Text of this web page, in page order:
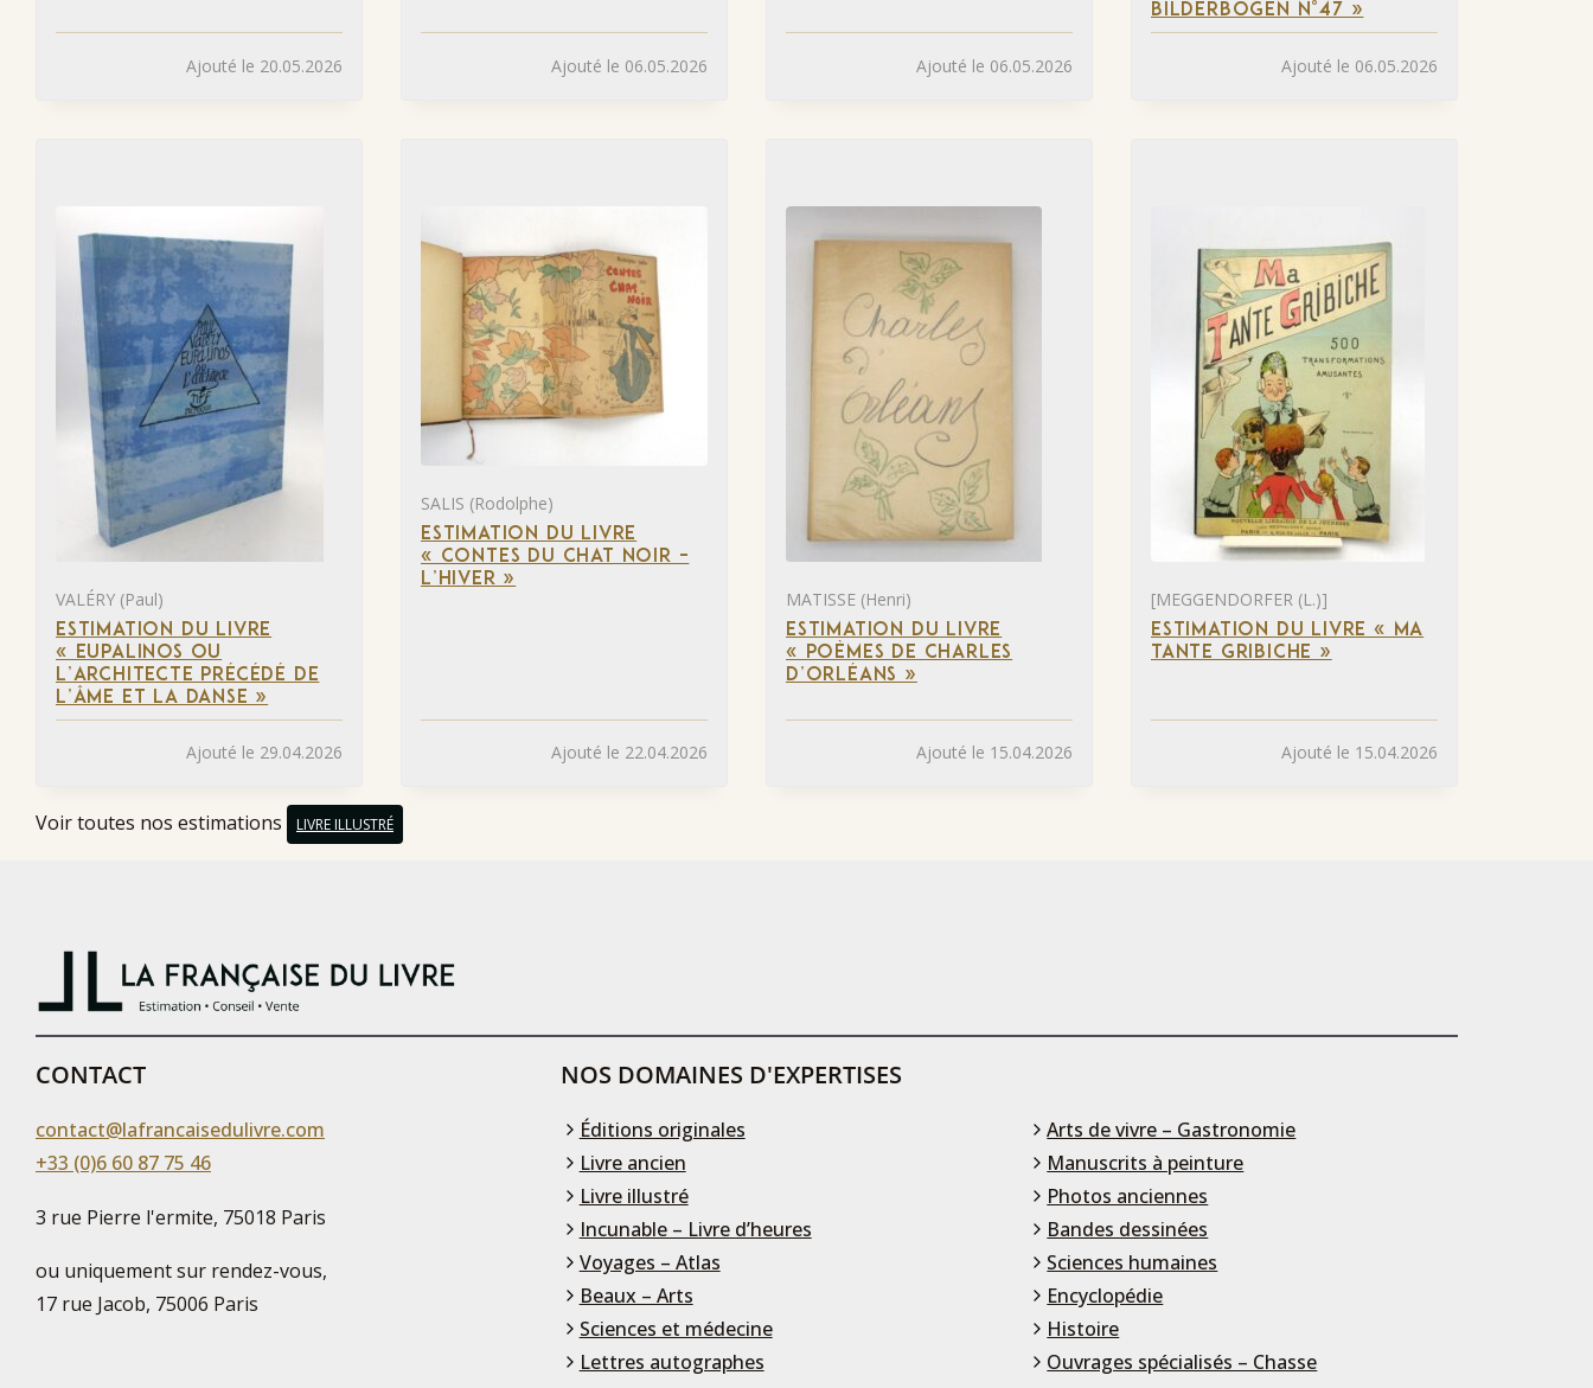
Ajouté le 20.05.2026 Ajouté le 06.05.2026 Ajouté le 06.05.2026
BILDERBOGEN N°47 »
Ajouté le 06.05.2026
VALÉRY (Paul)
ESTIMATION DU LIVRE
« EUPALINOS OU
L’ARCHITECTE PRÉCÉDÉ DE
L’ÂME ET LA DANSE »
Ajouté le 29.04.2026
SALIS (Rodolphe)
ESTIMATION DU LIVRE
« CONTES DU CHAT NOIR –
L’HIVER »
Ajouté le 22.04.2026
MATISSE (Henri)
ESTIMATION DU LIVRE
« POÈMES DE CHARLES
D’ORLÉANS »
Ajouté le 15.04.2026
[MEGGENDORFER (L.)]
ESTIMATION DU LIVRE « MA
TANTE GRIBICHE »
Ajouté le 15.04.2026
Voir toutes nos estimations LIVRE ILLUSTRÉ
CONTACT
contact@lafrancaisedulivre.com
+33 (0)6 60 87 75 46
3 rue Pierre l'ermite, 75018 Paris
ou uniquement sur rendez-vous,
17 rue Jacob, 75006 Paris
NOS DOMAINES D'EXPERTISES
Éditions originales
Livre ancien
Livre illustré
Incunable – Livre d’heures
Voyages – Atlas
Beaux – Arts
Sciences et médecine
Lettres autographes
Arts de vivre – Gastronomie
Manuscrits à peinture
Photos anciennes
Bandes dessinées
Sciences humaines
Encyclopédie
Histoire
Ouvrages spécialisés – Chasse